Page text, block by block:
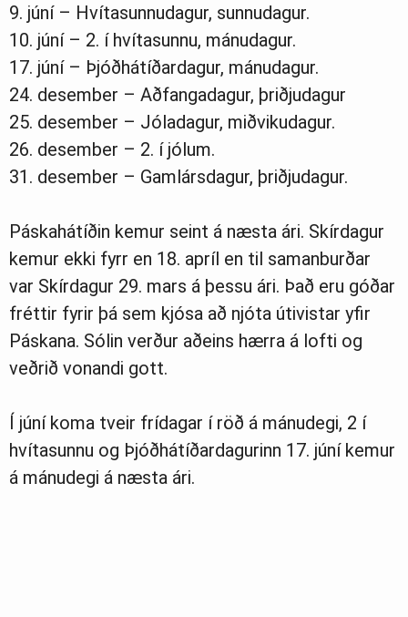
9. júní – Hvítasunnudagur, sunnudagur.
10. júní – 2. í hvítasunnu, mánudagur.
17. júní – Þjóðhátíðardagur, mánudagur.
24. desember – Aðfangadagur, þriðjudagur
25. desember – Jóladagur, miðvikudagur.
26. desember – 2. í jólum.
31. desember – Gamlársdagur, þriðjudagur.
Páskahátíðin kemur seint á næsta ári. Skírdagur
kemur ekki fyrr en 18. apríl en til samanburðar
var Skírdagur 29. mars á þessu ári. Það eru góðar
fréttir fyrir þá sem kjósa að njóta útivistar yfir
Páskana. Sólin verður aðeins hærra á lofti og
veðrið vonandi gott.
Í júní koma tveir frídagar í röð á mánudegi, 2 í
hvítasunnu og Þjóðhátíðardagurinn 17. júní kemur
á mánudegi á næsta ári.